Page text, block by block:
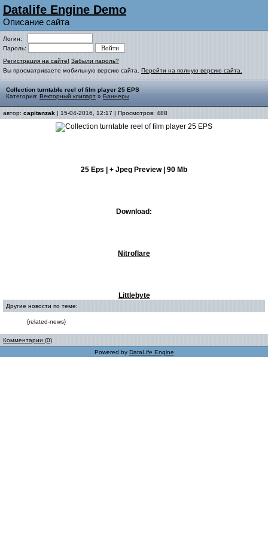
Datalife Engine Demo
Описание сайта
Логин:
Пароль:
Регистрация на сайте! Забыли пароль?
Вы просматриваете мобильную версию сайта. Перейти на полную версию сайта.
Collection turntable reel of film player 25 EPS
Категория: Векторный клипарт » Баннеры
автор: capitanzak | 15-04-2016, 12:17 | Просмотров: 488
25 Eps | + Jpeg Preview | 90 Mb
Download:
Nitroflare
Littlebyte
Другие новости по теме:
{related-news}
Комментарии (0)
Powered by DataLife Engine